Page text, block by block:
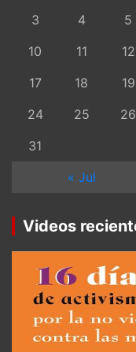
3 4 5
10
11 12
17
18 19
24
25 26
31
« Jul
Videos